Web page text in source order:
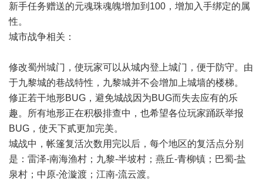
新手任务赠送的元魂珠魂魄增加到100，增加入手绑定的属
性。
城市战争相关：
修改蜀州城门，使玩家可以从城内登上城门，便于防守。由
于九黎城的巷战特性，九黎城并不会增加上城墙的楼梯。
修正若干地形BUG，避免城战因为BUG而失去应有的乐
趣。所有地形正在积极排查中，也希望各位玩家踊跃举报
BUG，使天下贰更加完美。
城战中，帐篷复活次数用完以后，每个地区的复活点分别
是：雷泽-南海渔村；九黎-半坡村；燕丘-青柳镇；巴蜀-盐
泉村；中原-沧漩渡；江南-流云渡。